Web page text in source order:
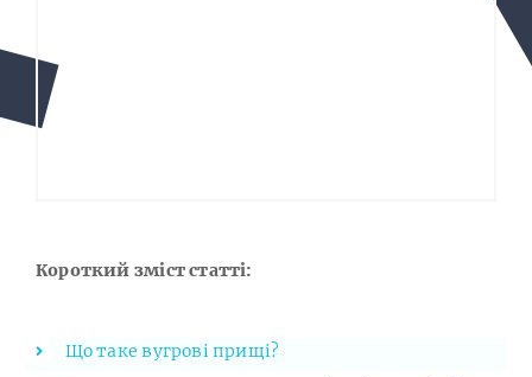
Короткий зміст статті:
Що таке вугрові прищі?